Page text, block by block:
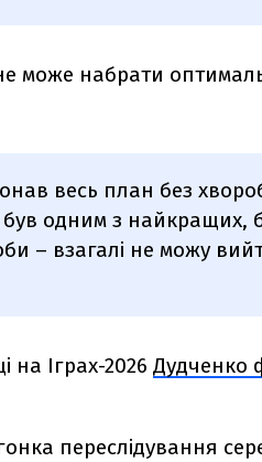
може набрати
весь план без
одним з найкращих,
– взагалі не можу
на Іграх-2026 Дудченко
переслідування